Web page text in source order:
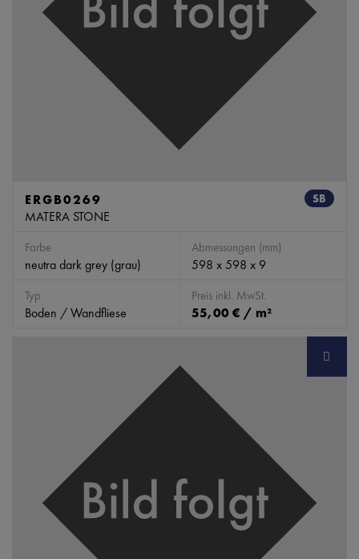
SB
ERGB0269
MATERA STONE
Farbe
neutra dark grey (grau)
Abmessungen (mm)
598 x 598 x 9
Typ
Boden / Wandfliese
Preis inkl. MwSt.
55,00 € / m²